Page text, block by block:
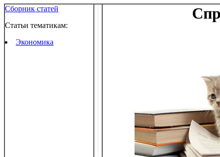
Сборник статей
Статьи тематикам:
Экономика